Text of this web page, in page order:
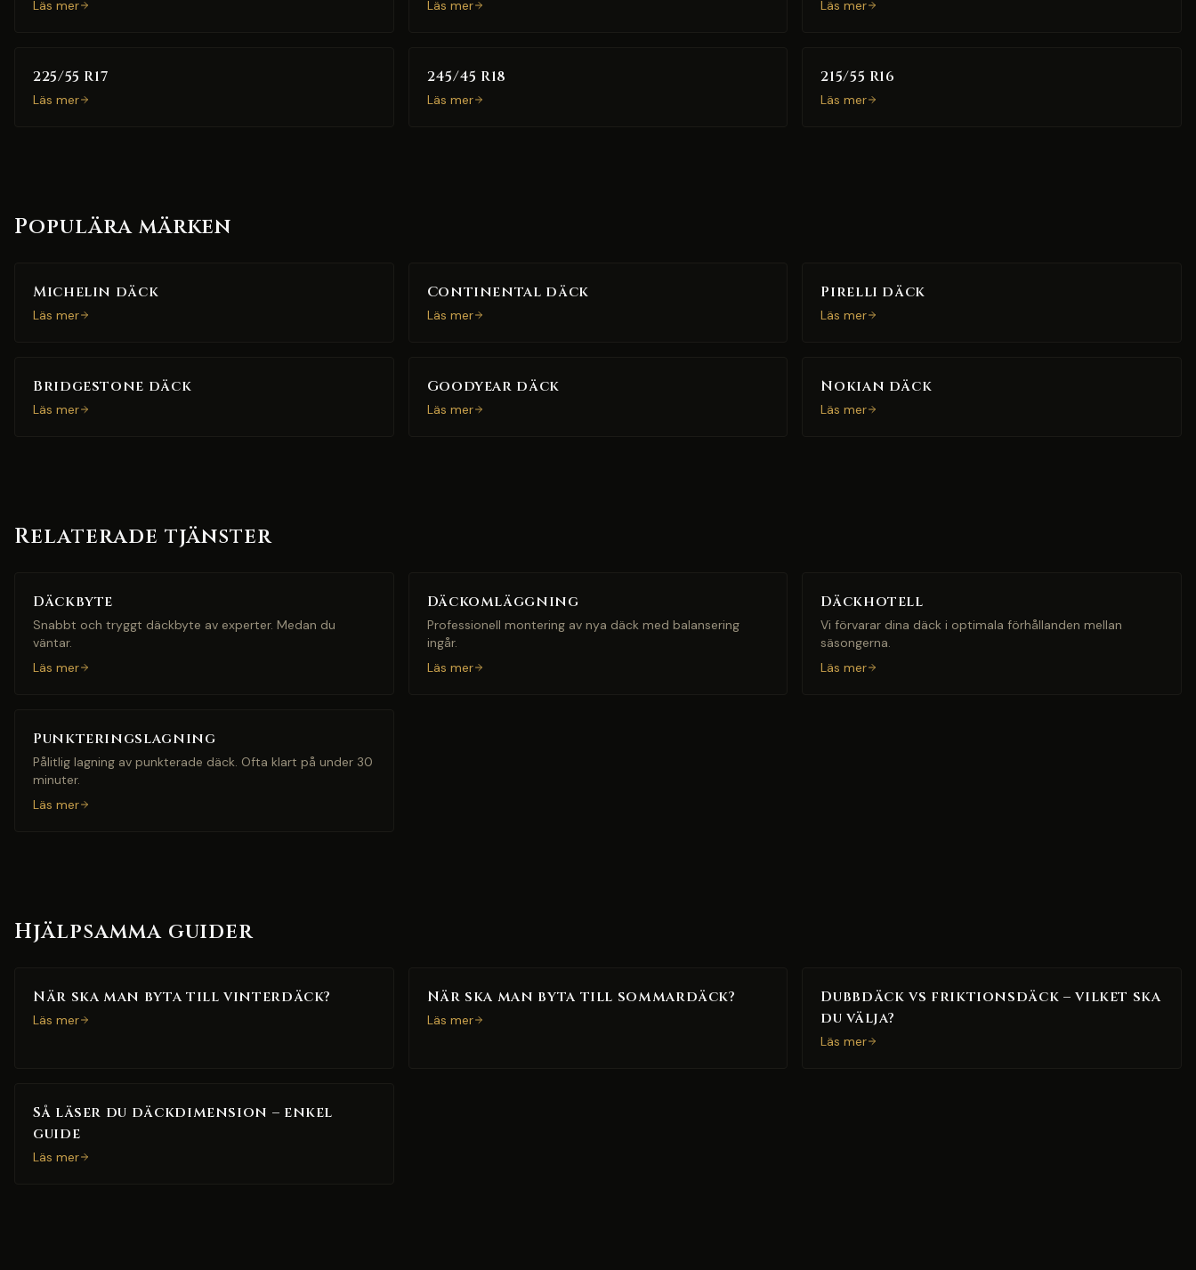
Läs mer Läs mer Läs mer
225/55 R17
Läs mer
245/45 R18
Läs mer
215/55 R16
Läs mer
Populära märken
Michelin däck
Läs mer
Continental däck
Läs mer
Pirelli däck
Läs mer
Bridgestone däck
Läs mer
Goodyear däck
Läs mer
Nokian däck
Läs mer
Relaterade tjänster
Däckbyte
Snabbt och tryggt däckbyte av experter. Medan du
väntar.
Läs mer
Däckomläggning
Professionell montering av nya däck med balansering
ingår.
Läs mer
Däckhotell
Vi förvarar dina däck i optimala förhållanden mellan
säsongerna.
Läs mer
Punkteringslagning
Pålitlig lagning av punkterade däck. Ofta klart på under 30
minuter.
Läs mer
Hjälpsamma guider
När ska man byta till vinterdäck?
Läs mer
När ska man byta till sommardäck?
Läs mer
Dubbdäck vs friktionsdäck – vilket ska
du välja?
Läs mer
Så läser du däckdimension – enkel
guide
Läs mer